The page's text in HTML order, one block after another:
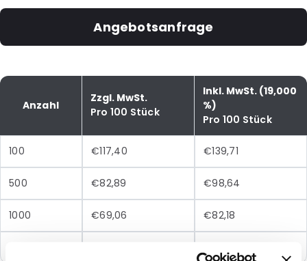
Angebotsanfrage
Anzahl
Zzgl. MwSt.
Pro 100 Stück
Inkl. MwSt. (19,000
%)
Pro 100 Stück
100 €117,40 €139,71
500 €82,89 €98,64
1000 €69,06 €82,18